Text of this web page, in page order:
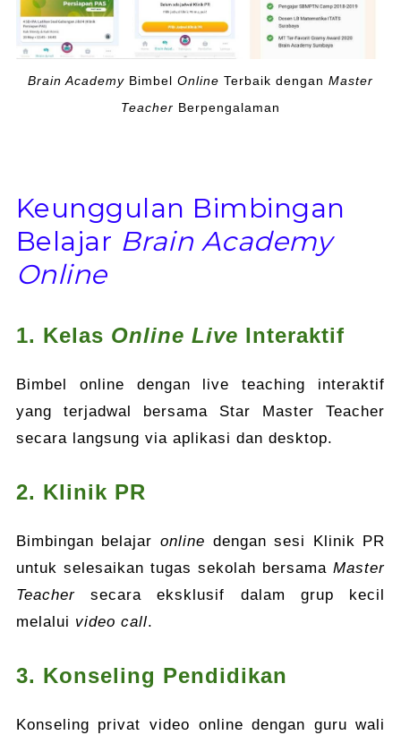
Brain Academy Bimbel Online Terbaik dengan Master
Teacher Berpengalaman
Keunggulan Bimbingan
Belajar Brain Academy
Online
1. Kelas Online Live Interaktif
Bimbel online dengan live teaching interaktif
yang terjadwal bersama Star Master Teacher
secara langsung via aplikasi dan desktop.
2. Klinik PR
Bimbingan belajar online dengan sesi Klinik PR
untuk selesaikan tugas sekolah bersamaMaster
Teachersecara eksklusif dalam grup kecil
melalui video call.
3. Konseling Pendidikan
Konseling privat video online dengan guru wali